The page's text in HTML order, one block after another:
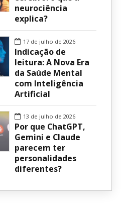
neurociência
explica?
17 de julho de 2026
Indicação de
leitura: A Nova Era
da Saúde Mental
com Inteligência
Artificial
13 de julho de 2026
Por que ChatGPT,
Gemini e Claude
parecem ter
personalidades
diferentes?